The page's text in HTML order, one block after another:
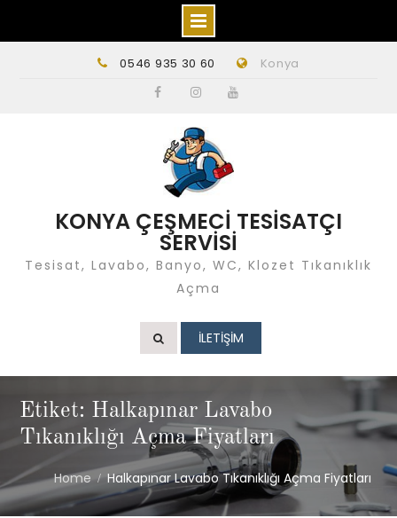
0546 935 30 60 Konya
KONYA ÇEŞMECİ TESİSATÇI
SERVİSİ
Tesisat, Lavabo, Banyo, WC, Klozet Tıkanıklık
Açma
İLETİŞİM
Etiket: Halkapınar Lavabo
Tıkanıklığı Açma Fiyatları
Home Halkapınar Lavabo Tıkanıklığı Açma Fiyatları